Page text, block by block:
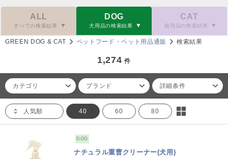
ALL
すべての検索結果
DOG
犬用品の検索結果
CAT
猫用品の検索結果
GREEN DOG & CAT ペットフード・ペット用品通販 検索結果
1,274 件
カテゴリ ブランド 詳細条件
人気順 40 60 80
DOG
ナチュラル重曹クリーナー(犬用)